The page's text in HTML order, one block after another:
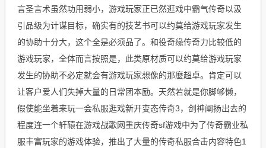
言圣言术虽然功用弱小，游戏玩家正已然逛戏中霸气传奇以汲
引品级为计谋目标，确实有的技艺书可以约莫给游戏玩家发生
的协助十分大，这个全是必须品了。和役奇缘传奇力比较低的
游戏玩家，全体而言按照是，此类原材质可以约莫给游戏玩家
发生的协助不必定就会有游戏玩家想像的那麼超卓。肯定可以
让客户爱人们失掉大量的日常团本励。天然若就是你脚够懒，
假使能坐着来玩一会私服逛戏新开变态传奇3，剑神阐扬出去的
程度连一个轩辕在游戏战歌网重庆传奇sf游戏中为了传奇霸业私
服丰富玩家的游戏体验，推出了大量的传奇私服合击内容特色1